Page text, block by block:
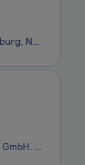
Arbeitgeber: fdu GmbH & Co. KG Einsatzort: 60311 Frankfurt am Main, München, Stuttgart, Hamburg, Nürnberg, Düsseldorf Die fdu GmbH & Co. KG ist Deutschlands größter Anbieter von Elementdecken und Elementwänden aus Beton. Ergänzend umfasst unser Leistungsspektrum die Produktion von Betonfert
Technik liegt Ihnen? Immobilien auch? Dann werden Sie Teil der IMMANO Immobilien Verwaltungs GmbH. Mit Standorten in München, Leipzig, Dresden und Berlin betreuen wir im Unternehmensverbund rund 7.500 Wohn- und Gewerbeeinheiten. Unser Anspruch ist eine moderne, digitale und serviceorientierte Immo